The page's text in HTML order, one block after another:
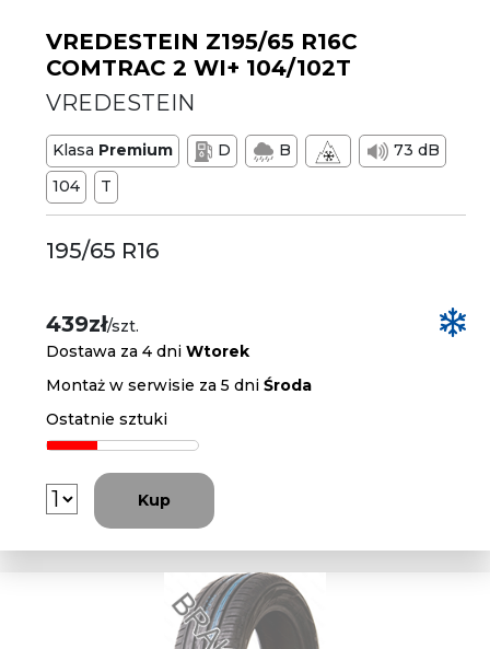
VREDESTEIN Z195/65 R16C
COMTRAC 2 WI+ 104/102T
VREDESTEIN
Klasa Premium D B
73 dB
104
T
195/65 R16
439zł/szt.
Dostawa za 4 dniWtorek
Montaż w serwisie za 5 dniŚroda
Ostatnie sztuki
Kup